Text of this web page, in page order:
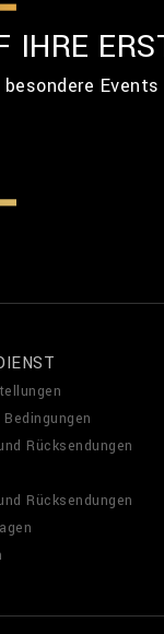
Events
Rücksendungen
Rücksendungen